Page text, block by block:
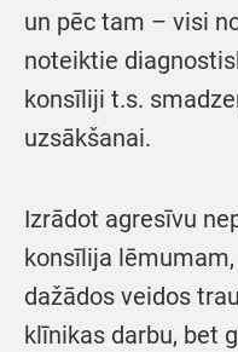
un pēc tam – visi
noteiktie
konsīliji t.s.
uzsākšanai.
Izrādot agresīvu
konsīlija
dažādos veidos
klīnikas darbu, bet